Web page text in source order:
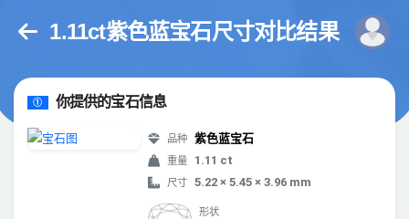
1.11ct紫色蓝宝石尺寸对比结果
① 你提供的宝石信息
品种 紫色蓝宝石
重量 1.11 ct
尺寸 5.22 × 5.45 × 3.96 mm
形状